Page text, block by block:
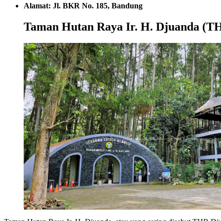
Alamat: Jl. BKR No. 185, Bandung
Taman Hutan Raya Ir. H. Djuanda